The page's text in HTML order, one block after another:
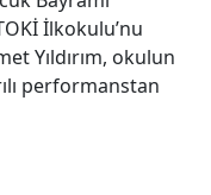
İlkokulu’nu
Yıldırım, okulun
performanstan